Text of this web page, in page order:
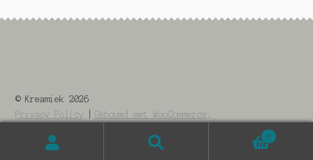
© Kreamiek 2026
Privacy Policy
Gebouwd met WooCommerce
0